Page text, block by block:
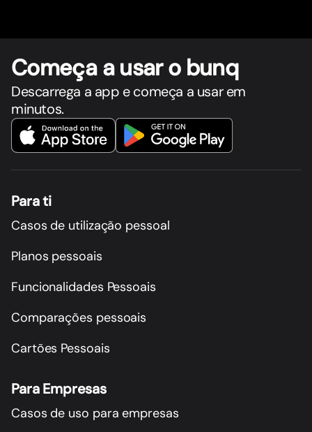
Começa a usar o bunq
Descarrega a app e começa a usar em
minutos.
Para ti
Casos de utilização pessoal
Planos pessoais
Funcionalidades Pessoais
Comparações pessoais
Cartões Pessoais
Para Empresas
Casos de uso para empresas